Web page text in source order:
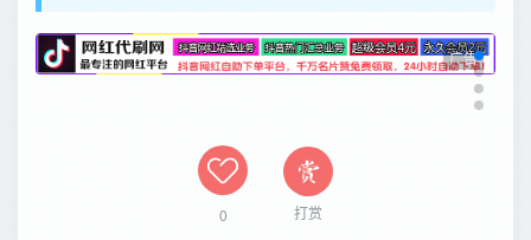
广告
0 打赏